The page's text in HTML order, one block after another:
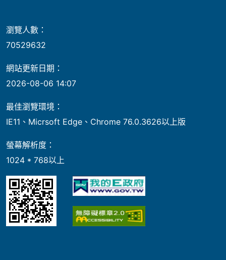
瀏覽人數：
70529632
網站更新日期：
2026-08-06 14:07
最佳瀏覽環境：
IE11、Micrsoft Edge、Chrome 76.0.3626以上版
螢幕解析度：
1024 * 768以上